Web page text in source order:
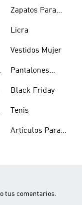
Zapatos Para
Licra
Vestidos Mujer
Pantalones
Black Friday
Tenis
Artículos Para
tus comentarios.